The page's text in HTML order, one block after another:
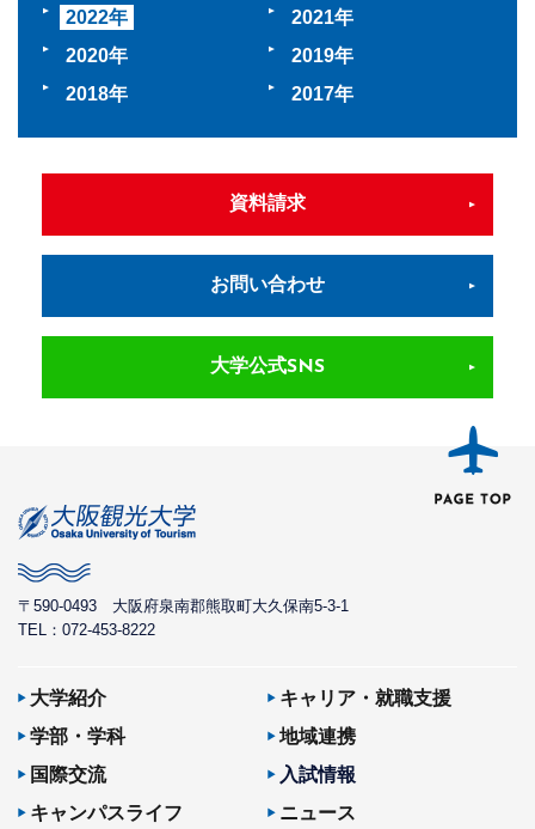
2022
2021
2020
2019
2018
2017
資料請求
お問い合わせ
大学公式SNS
〒590-0493 大阪府泉南郡熊取町大久保南5-3-1
TEL：072-453-8222
大学紹介
キャリア・就職支援
学部・学科
地域連携
国際交流
入試情報
キャンパスライフ
ニュース